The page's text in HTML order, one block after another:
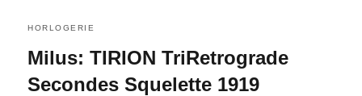
HORLOGERIE
Milus: TIRION TriRetrograde
Secondes Squelette 1919